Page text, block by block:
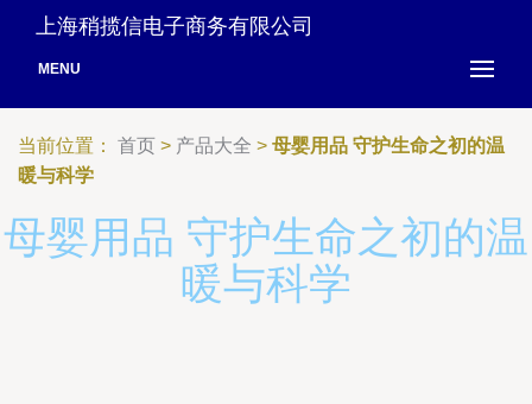
上海稍揽信电子商务有限公司
MENU
当前位置： 首页 > 产品大全 > 母婴用品 守护生命之初的温
暖与科学
母婴用品 守护生命之初的温
暖与科学